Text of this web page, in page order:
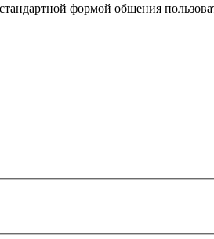
формой общения